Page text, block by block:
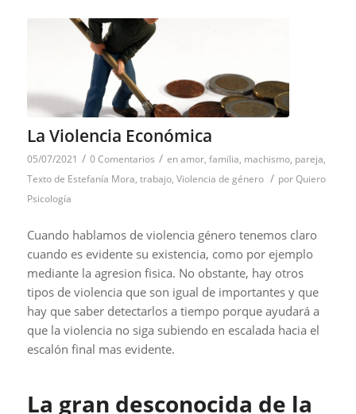
La Violencia Económica
05/07/2021 / 0 Comentarios / enamor, familia, machismo, pareja,
Texto de Estefanía Mora, trabajo, Violencia de género / porQuiero
Psicología
Cuando hablamos de violencia género tenemos claro
cuando es evidente su existencia, como por ejemplo
mediante la agresion fisica. No obstante, hay otros
tipos de violencia que son igual de importantes y que
hay que saber detectarlos a tiempo porque ayudará a
que la violencia no siga subiendo en escalada hacia el
escalón final mas evidente.
La gran desconocida de la